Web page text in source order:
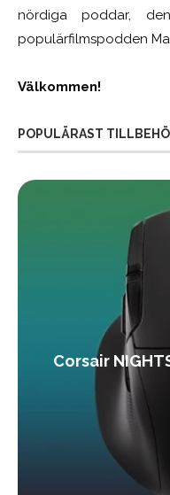
nördiga poddar,
populärfilmspodden
Välkommen!
POPULÄRAST
Corsair